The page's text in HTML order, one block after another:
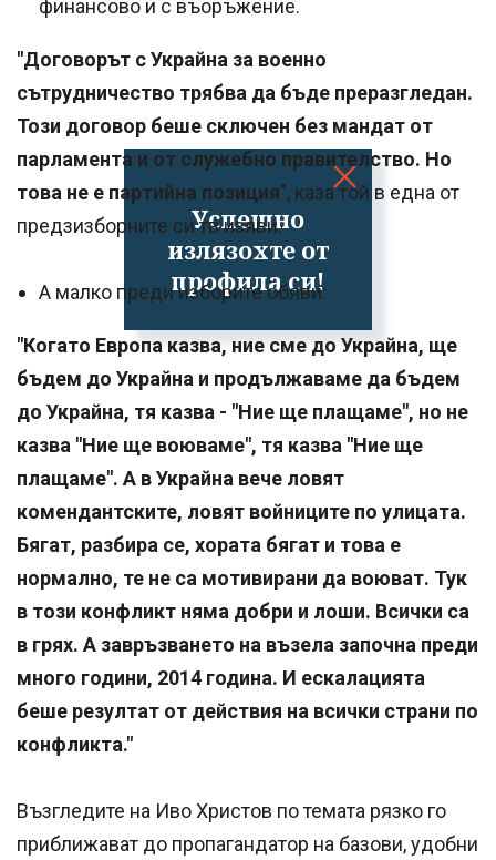
Успешно
излязохте от
профила си!
финансово и с въоръжение.
"Договорът с Украйна за военно
сътрудничество трябва да бъде преразгледан.
Този договор беше сключен без мандат от
парламента и от служебно правителство. Но
това не е партийна позиция", каза той в една от
предзизборните си тв изяви.
А малко преди изборите обяви:
"Когато Европа казва, ние сме до Украйна, ще
бъдем до Украйна и продължаваме да бъдем
до Украйна, тя казва - "Ние ще плащаме", но не
казва "Ние ще воюваме", тя казва "Ние ще
плащаме". А в Украйна вече ловят
комендантските, ловят войниците по улицата.
Бягат, разбира се, хората бягат и това е
нормално, те не са мотивирани да воюват. Тук
в този конфликт няма добри и лоши. Всички са
в грях. А завръзването на възела започна преди
много години, 2014 година. И ескалацията
беше резултат от действия на всички страни по
конфликта."
Възгледите на Иво Христов по темата рязко го
приближават до пропагандатор на базови, удобни